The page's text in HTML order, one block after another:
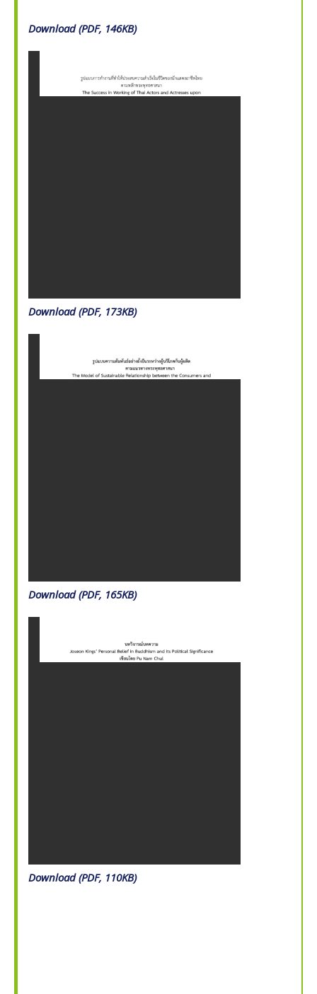
Download (PDF, 146KB)
Download (PDF, 173KB)
Download (PDF, 165KB)
Download (PDF, 110KB)